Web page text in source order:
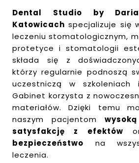
Dental Studio by
Katowicach specjalizuje się
leczeniu stomatologicznym,
protetyce i stomatologii
składa się z
którzy regularnie podnoszą
uczestniczą w szkoleniach
Gabinet korzysta z
materiałów. Dzięki temu
naszym pacjentom
satysfakcję z efektów
bezpieczeństwo na
leczenia.